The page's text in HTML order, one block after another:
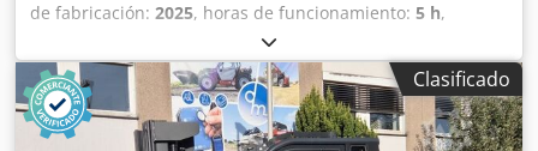
de fabricación: 2025, horas de funcionamiento: 5 h,
1.600 kg, altura de elevación:
mm, ascensor libre:1.520 mm, tipo de combustible:
eléctrico
, tipo de mástil:triple, altura de construcción:
2.108 mm, longitud de la horquilla:1.150 mm, peso en
vacío:
1.340 kg, longitud total:1.964 mm, tipo de
Clasificado